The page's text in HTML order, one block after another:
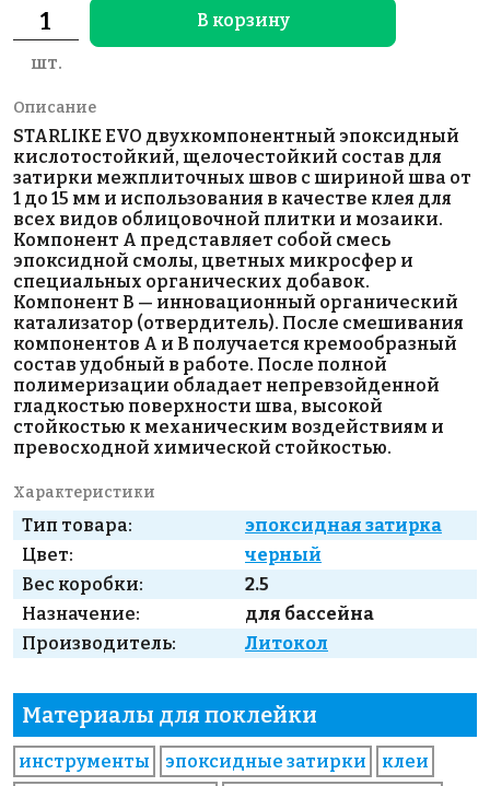
шт.
В корзину
Описание
STARLIKE EVO двухкомпонентный эпоксидный
кислотостойкий, щелочестойкий состав для
затирки межплиточных швов с шириной шва от
1 до 15 мм и использования в качестве клея для
всех видов облицовочной плитки и мозаики.
Компонент А представляет собой смесь
эпоксидной смолы, цветных микросфер и
специальных органических добавок.
Компонент В — инновационный органический
катализатор (отвердитель). После смешивания
компонентов А и В получается кремообразный
состав удобный в работе. После полной
полимеризации обладает непревзойденной
гладкостью поверхности шва, высокой
стойкостью к механическим воздействиям и
превосходной химической стойкостью.
Характеристики
Тип товара:
эпоксидная затирка
Цвет:
черный
Вес коробки:
2.5
Назначение:
для бассейна
Производитель:
Литокол
Материалы для поклейки
инструменты эпоксидные затирки
клеи